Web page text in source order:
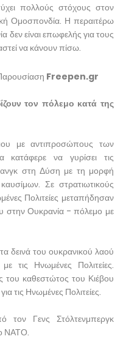
πολλούς στόχους στον
Ομοσπονδία. Η περαιτέρω
δεν είναι επωφελής για τους
να κάνουν πίσω.
Freepen.gr
τον πόλεμο κατά της
με αντιπροσώπους των
να γυρίσει τις
στη Δύση με τη μορφή
Σε στρατιωτικούς
Πολιτείες μεταπήδησαν
στην Ουκρανία - πόλεμο με
δεινά του ουκρανικού λαού
τις Ηνωμένες Πολιτείες.
του καθεστώτος του Κιέβου
τις Ηνωμένες Πολιτείες.
Γενς Στόλτενμπεργκ
ΝΑΤΟ.